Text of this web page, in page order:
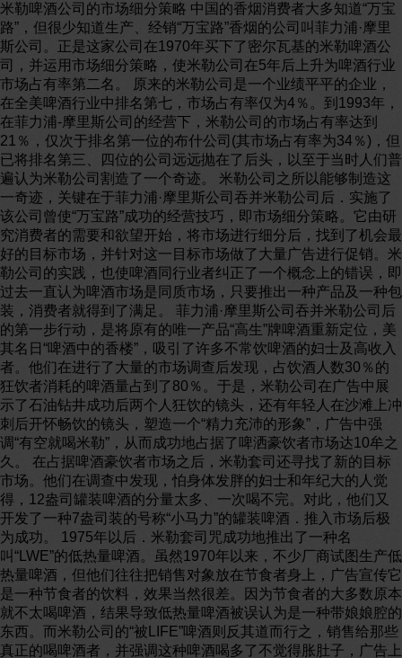
米勒啤酒公司的市场细分策略 中国的香烟消费者大多知道“万宝
路”，但很少知道生产、经销“万宝路”香烟的公司叫菲力浦·摩里
斯公司。正是这家公司在1970年买下了密尔瓦基的米勒啤酒公
司，并运用市场细分策略，使米勒公司在5年后上升为啤酒行业
市场占有率第二名。 原来的米勒公司是一个业绩平平的企业，
在全美啤酒行业中排名第七，市场占有率仅为4％。到1993年，
在菲力浦-摩里斯公司的经营下，米勒公司的市场占有率达到
21％，仅次于排名第一位的布什公司(其市场占有率为34％)，但
已将排名第三、四位的公司远远抛在了后头，以至于当时人们普
遍认为米勒公司割造了一个奇迹。 米勒公司之所以能够制造这
一奇迹，关键在于菲力浦·摩里斯公司吞并米勒公司后．实施了
该公司曾使“万宝路”成功的经营技巧，即市场细分策略。它由研
究消费者的需要和欲望开始，将市场进行细分后，找到了机会最
好的目标市场，并针对这一目标市场做了大量广告进行促销。米
勒公司的实践，也使啤酒同行业者纠正了一个概念上的错误，即
过去一直认为啤酒市场是同质市场，只要推出一种产品及一种包
装，消费者就得到了满足。 菲力浦·摩里斯公司吞并米勒公司后
的第一步行动，是将原有的唯一产品“高生”牌啤酒重新定位，美
其名日“啤酒中的香楼”，吸引了许多不常饮啤酒的妇士及高收入
者。他们在进行了大量的市场调查后发现，占饮酒人数30％的
狂饮者消耗的啤酒量占到了80％。于是，米勒公司在广告中展
示了石油钻井成功后两个人狂饮的镜头，还有年轻人在沙滩上冲
刺后开怀畅饮的镜头，塑造一个“精力充沛的形象”，广告中强
调“有空就喝米勒”，从而成功地占据了啤洒豪饮者市场达10牟之
久。 在占据啤酒豪饮者市场之后，米勒套司还寻找了新的目标
市场。他们在调查中发现，怕身体发胖的妇士和年纪大的人觉
得，12盎司罐装啤酒的分量太多、一次喝不完。对此，他们又
开发了一种7盎司装的号称“小马力”的罐装啤酒．推入市场后极
为成功。 1975年以后．米勒套司咒成功地推出了一种名
叫“LWE”的低热量啤酒。虽然1970年以来，不少厂商试图生产低
热量啤酒，但他们往往把销售对象放在节食者身上，广告宣传它
是一种节食者的饮料，效果当然很差。因为节食者的大多数原本
就不太喝啤酒，结果导致低热量啤酒被误认为是一种带娘娘腔的
东西。而米勒公司的“被LIFE”啤酒则反其道而行之，销售给那些
真正的喝啤酒者，并强调这种啤酒喝多了不觉得胀肚子，广告上